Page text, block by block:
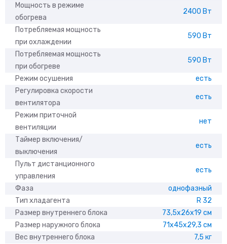
Мощность в режиме
обогрева
2400 Вт
Потребляемая мощность
при охлаждении
590 Вт
Потребляемая мощность
при обогреве
590 Вт
Режим осушения
есть
Регулировка скорости
вентилятора
есть
Режим приточной
вентиляции
нет
Таймер включения/
выключения
есть
Пульт дистанционного
управления
есть
Фаза
однофазный
Тип хладагента
R 32
Размер внутреннего блока
73,5x26x19 см
Размер наружного блока
71x45x29,3 см
Вес внутреннего блока
7,5 кг